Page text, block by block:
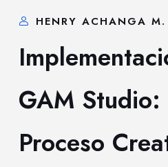
HENRY ACHANGA M.
GAM
Proceso